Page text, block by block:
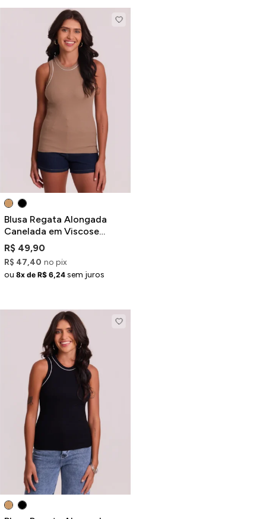
Blusa Regata Alongada
Canelada em Viscose
Marrom com Detalhes
Contrastantes
R$ 49,90
R$ 47,40 no pix
ou 8x de R$ 6,24 sem juros